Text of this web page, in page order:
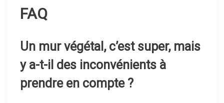
FAQ
Un mur végétal, c’est super, mais
y a-t-il des inconvénients à
prendre en compte ?